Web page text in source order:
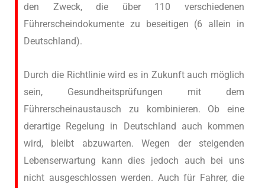
den Zweck, die über 110 verschiedenen
Führerscheindokumente zu beseitigen (6 allein in
Deutschland).
Durch die Richtlinie wird es in Zukunft auch möglich
sein, Gesundheitsprüfungen mit dem
Führerscheinaustausch zu kombinieren. Ob eine
derartige Regelung in Deutschland auch kommen
wird, bleibt abzuwarten. Wegen der steigenden
Lebenserwartung kann dies jedoch auch bei uns
nicht ausgeschlossen werden. Auch für Fahrer, die